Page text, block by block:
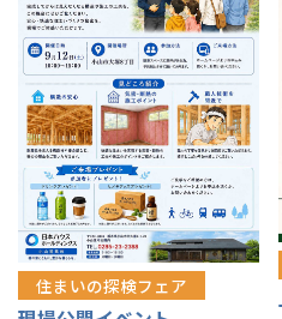
住まいの探検フェア